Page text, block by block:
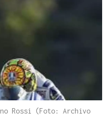
Rossi (Foto: Archivo